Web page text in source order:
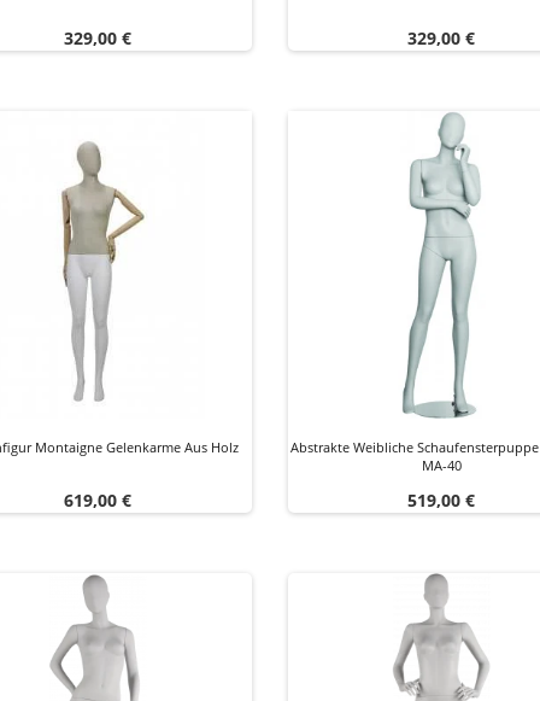
Preis
329,00 € Preis
329,00 €
Montaigne Gelenkarme Aus Holz
Preis
619,00 €
Abstrakte Weibliche
MA-40
Preis
519,00 €